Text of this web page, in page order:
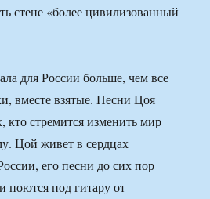
стене «более цивилизованный
для России больше, чем все
вместе взятые. Песни Цоя
стремится изменить мир
Цой живет в сердцах
его песни до сих пор
поются под гитару от